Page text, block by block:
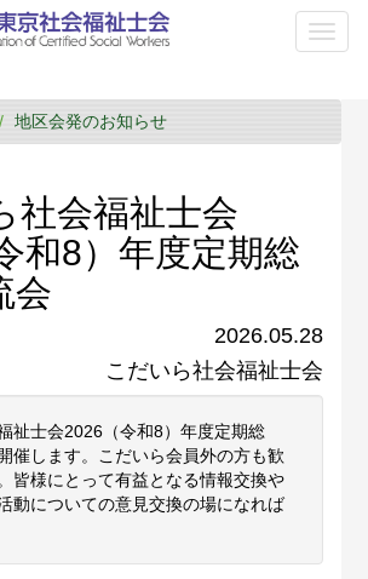
地区会発のお知らせ
社会福祉士会
和8）年度定期総
会
2026.05.28
こだいら社会福祉士会
祉士会2026（令和8）年度定期総
催します。こだいら会員外の方も歓
皆様にとって有益となる情報交換や
動についての意見交換の場になれば